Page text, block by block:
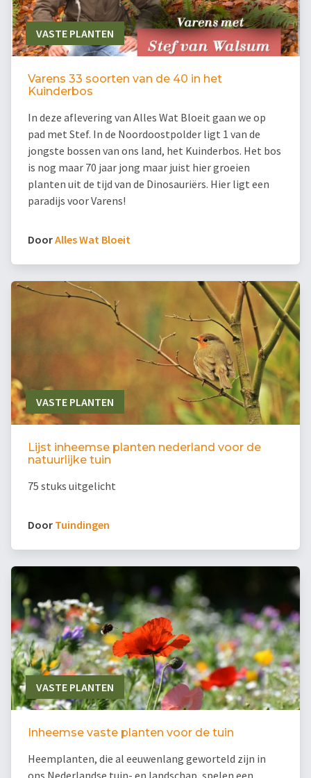
VASTE PLANTEN
Varens 33 soorten van de 40 in het
Kuinderbos
In deze aflevering van Alles Wat Bloeit gaan we op
pad met Stef. In de Noordoostpolder ligt 1 van de
jongste bossen van ons land, het Kuinderbos. Het bos
is nog maar 70 jaar jong maar juist hier groeien
planten uit de tijd van de Dinosauriërs. Hier ligt een
paradijs voor Varens!
DoorAlles Wat Bloeit
VASTE PLANTEN
Lijst inheemse planten nederland voor de
natuurlijke tuin
75 stuks uitgelicht
Door Tuindingen
VASTE PLANTEN
Inheemse vaste planten voor de tuin
Heemplanten, die al eeuwenlang geworteld zijn in